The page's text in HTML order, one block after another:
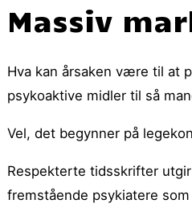
Massiv
Hva kan årsaken være til at
psykoaktive midler til så
Vel, det begynner på
Respekterte tidsskrifter
fremstående psykiatere